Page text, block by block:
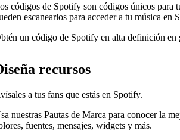
códigos de Spotify son códigos únicos para
escanearlos para acceder a tu música en
un código de Spotify en alta definición en
recursos
a tus fans que estás en Spotify.
nuestras Pautas de Marca para conocer la
fuentes, mensajes, widgets y más.